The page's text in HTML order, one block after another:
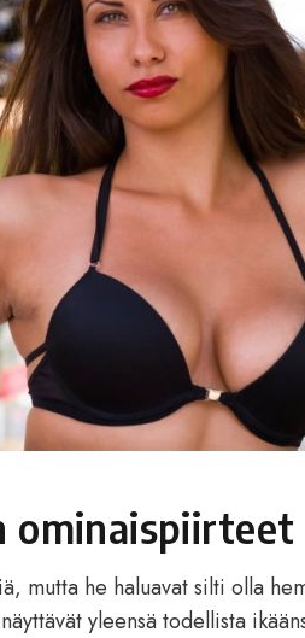
ominaispiirteet
mutta he haluavat silti olla
yleensä todellista